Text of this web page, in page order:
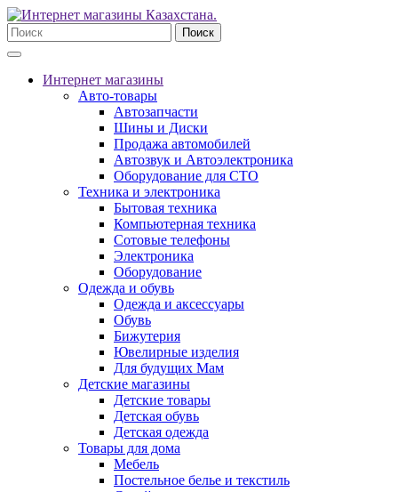
Поиск
Интернет магазины
Авто-товары
Автозапчасти
Шины и Диски
Продажа автомобилей
Автозвук и Автоэлектроника
Оборудование для СТО
Техника и электроника
Бытовая техника
Компьютерная техника
Сотовые телефоны
Электроника
Оборудование
Одежда и обувь
Одежда и аксессуары
Обувь
Бижутерия
Ювелирные изделия
Для будущих Мам
Детские магазины
Детские товары
Детская обувь
Детская одежда
Товары для дома
Мебель
Постельное белье и текстиль